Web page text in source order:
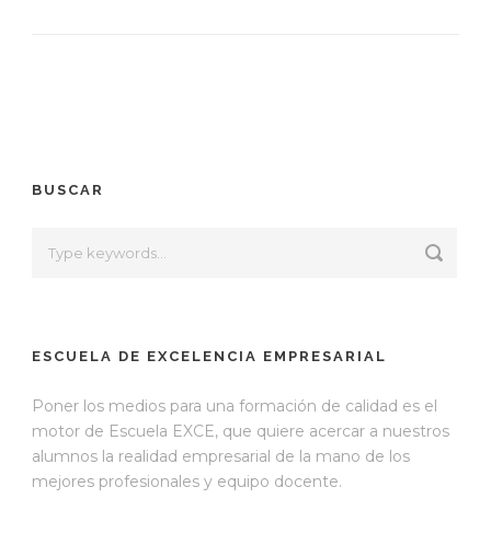
BUSCAR
ESCUELA DE EXCELENCIA EMPRESARIAL
Poner los medios para una formación de calidad es el
motor de Escuela EXCE, que quiere acercar a nuestros
alumnos la realidad empresarial de la mano de los
mejores profesionales y equipo docente.